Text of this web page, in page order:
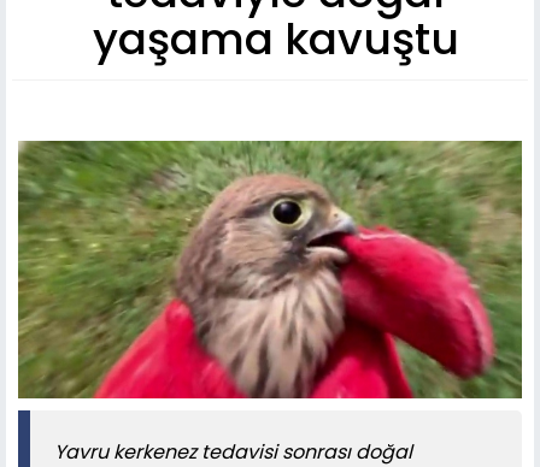
yaşama kavuştu
Yavru kerkenez tedavisi sonrası doğal